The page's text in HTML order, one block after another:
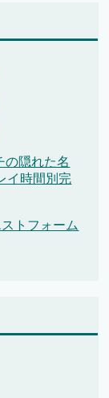
の隠れた名
イ時間別完
トフォーム